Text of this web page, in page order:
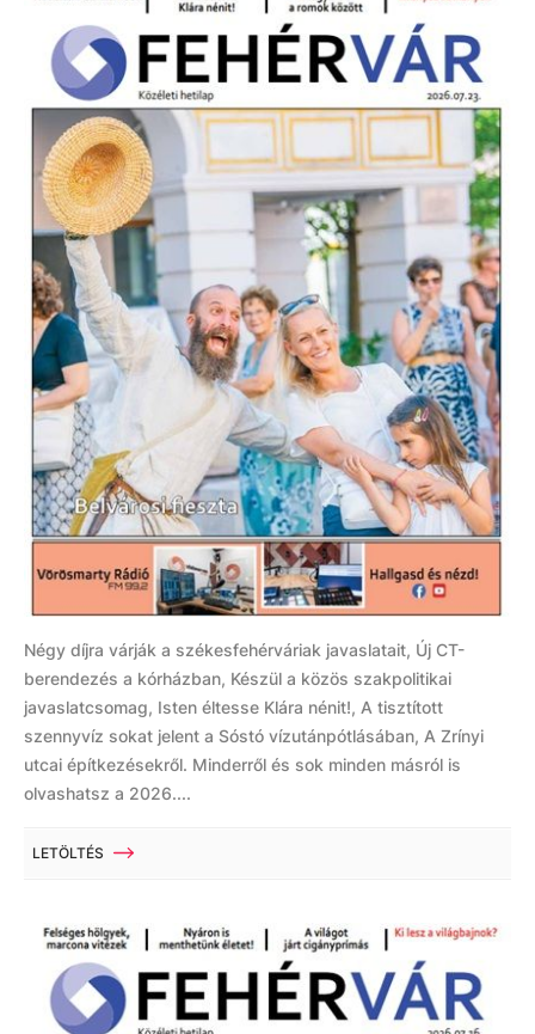
Négy díjra várják a székesfehérváriak javaslatait, Új CT-
berendezés a kórházban, Készül a közös szakpolitikai
javaslatcsomag, Isten éltesse Klára nénit!, A tisztított
szennyvíz sokat jelent a Sóstó vízutánpótlásában, A Zrínyi
utcai építkezésekről. Minderről és sok minden másról is
olvashatsz a 2026....
LETÖLTÉS